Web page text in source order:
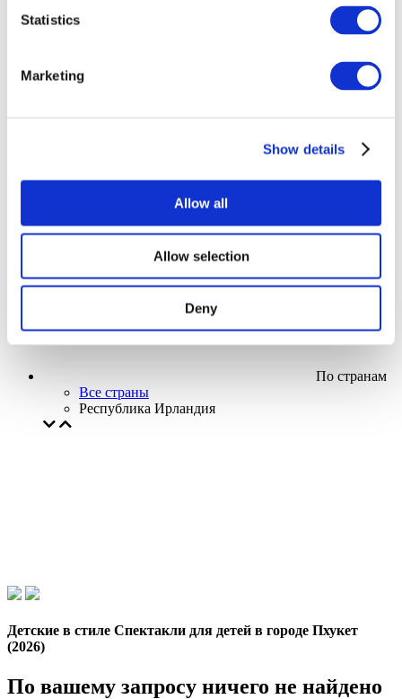
Statistics
Marketing
Show details
Allow all
Allow selection
Deny
Наше спецпредложение
Без поджанра
По странам
Все страны
Республика Ирландия
Детские в стиле Спектакли для детей в городе Пхукет
(2026)
По вашему запросу ничего не найдено